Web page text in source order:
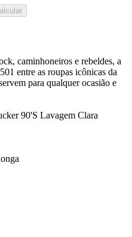
caminhoneiros e rebeldes, a
entre as roupas icônicas da
para qualquer ocasião e
90'S Lavagem Clara